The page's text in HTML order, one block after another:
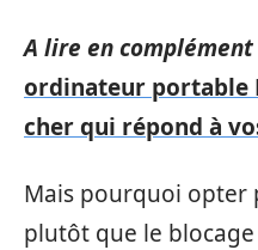
A lire en complément
ordinateur portable
cher qui répond à
Mais pourquoi opter
plutôt que le